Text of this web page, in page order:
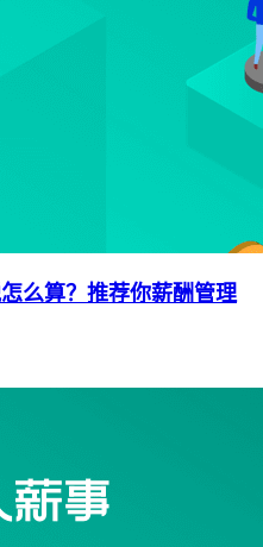
么算？推荐你薪酬管理